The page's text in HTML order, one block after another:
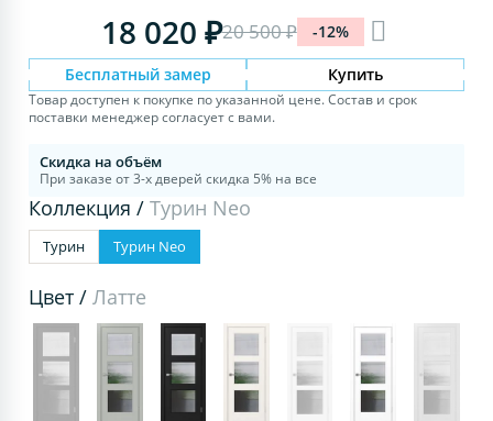
18 020 ₽20 500 ₽ -12%
Бесплатный замер Купить
Товар доступен к покупке по указанной цене. Состав и срок
поставки менеджер согласует с вами.
Скидка на объём
При заказе от 3-х дверей скидка 5% на все
Коллекция /Турин Neo
Турин Турин Neo
Цвет /Латте